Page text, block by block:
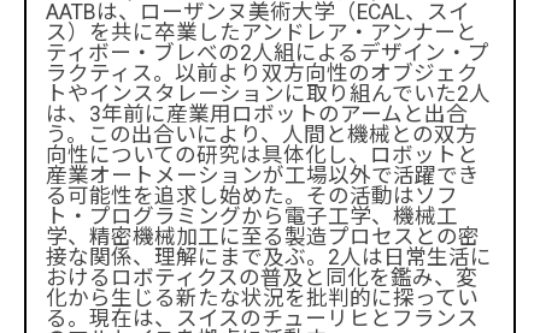
AATBは、ローザンヌ美術大学（ECAL、スイ
ス）を共に卒業したアンドレア・アンナーと
ティボー・ブレべの2人組によるデザイン・プ
ラクティス。以前より双方向性のオブジェク
トやインスタレーションに取り組んでいた2人
は、3年前に産業用ロボットのアームと出合
う。この出合いにより、人間と機械との双方
向性についての研究は具体化し、ロボットと
産業オートメーションが工場以外で活躍でき
る可能性を追求し始めた。その活動はソフ
ト・プログラミングから電子工学、機械工
学、精密機械加工に至る製造プロセスとの密
接な関係、理解にまで及ぶ。2人は日常生活に
おけるロボティクスの普及と同化を鑑み、変
化から生じる新たな状況を批判的に探ってい
る。現在は、スイスのチューリヒとフランス